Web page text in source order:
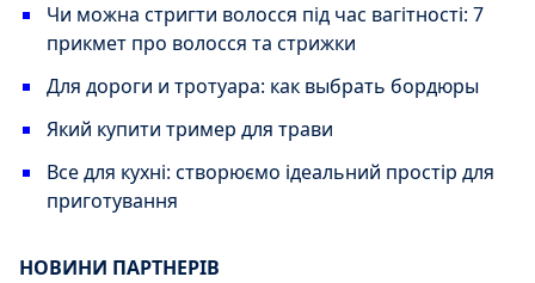
Чи можна стригти волосся під час вагітності: 7
прикмет про волосся та стрижки
Для дороги и тротуара: как выбрать бордюры
Який купити тример для трави
Все для кухні: створюємо ідеальний простір для
приготування
НОВИНИ ПАРТНЕРІВ